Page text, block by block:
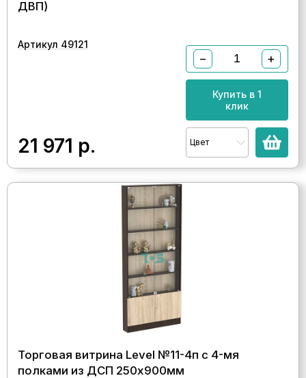
ДВП)
Артикул 49121
21 971 р.
− +
Купить в 1
клик
Цвет
Торговая витрина Level №11-4п с 4-мя
полками из ДСП 250х900мм